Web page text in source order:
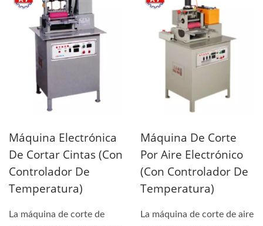
Máquina Electrónica
De Cortar Cintas (con
Controlador De
Temperatura)
La máquina de corte de
Máquina De Corte
Por Aire Electrónico
(con Controlador De
Temperatura)
La máquina de corte de aire